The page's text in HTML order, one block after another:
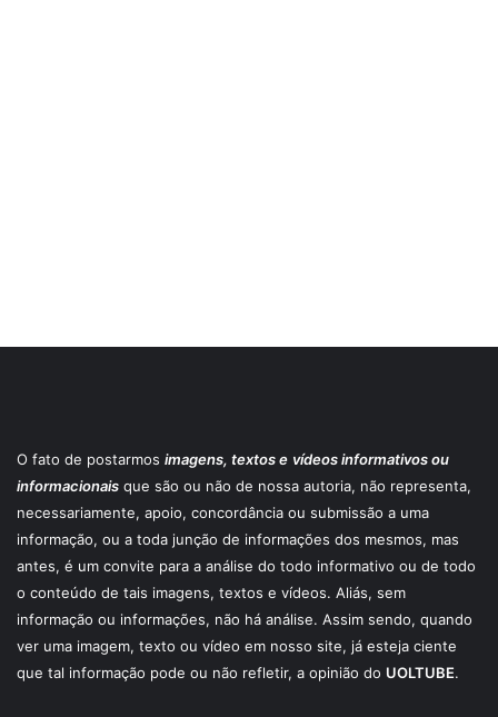
O fato de postarmos imagens, textos e vídeos informativos ou
informacionais que são ou não de nossa autoria, não representa,
necessariamente, apoio, concordância ou submissão a uma
informação, ou a toda junção de informações dos mesmos, mas
antes, é um convite para a análise do todo informativo ou de todo
o conteúdo de tais imagens, textos e vídeos. Aliás, sem
informação ou informações, não há análise. Assim sendo, quando
ver uma imagem, texto ou vídeo em nosso site, já esteja ciente
que tal informação pode ou não refletir, a opinião do UOLTUBE.